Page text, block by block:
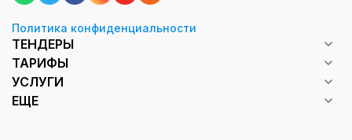
Политика конфиденциальности
ТЕНДЕРЫ
ТАРИФЫ
УСЛУГИ
ЕЩЕ